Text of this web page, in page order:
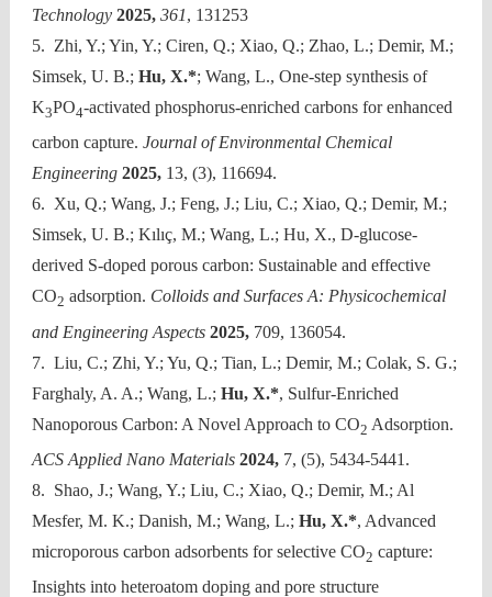
Technology 2025, 361, 131253
5. Zhi, Y.; Yin, Y.; Ciren, Q.; Xiao, Q.; Zhao, L.; Demir, M.;
Simsek, U. B.; Hu, X.*; Wang, L., One-step synthesis of
K3PO4-activated phosphorus-enriched carbons for enhanced
carbon capture. Journal of Environmental Chemical
Engineering 2025,13, (3), 116694.
6. Xu, Q.; Wang, J.; Feng, J.; Liu, C.; Xiao, Q.; Demir, M.;
Simsek, U. B.; Kılıç, M.; Wang, L.; Hu, X., D-glucose-
derived S-doped porous carbon: Sustainable and effective
CO2 adsorption. Colloids and Surfaces A: Physicochemical
and Engineering Aspects 2025,709, 136054.
7. Liu, C.; Zhi, Y.; Yu, Q.; Tian, L.; Demir, M.; Colak, S. G.;
Farghaly, A. A.; Wang, L.; Hu, X.*, Sulfur-Enriched
Nanoporous Carbon: A Novel Approach to CO2 Adsorption.
ACS Applied Nano Materials 2024,7, (5), 5434-5441.
8. Shao, J.; Wang, Y.; Liu, C.; Xiao, Q.; Demir, M.; Al
Mesfer, M. K.; Danish, M.; Wang, L.; Hu, X.*, Advanced
microporous carbon adsorbents for selective CO2 capture:
Insights into heteroatom doping and pore structure